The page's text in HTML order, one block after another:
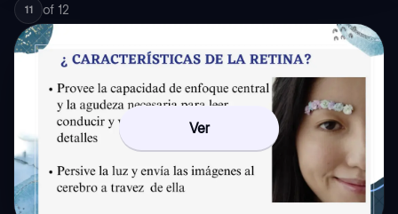
11 of 12
Ver